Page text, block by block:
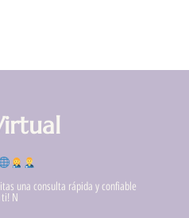
una consulta rápida y confiable
ti! N